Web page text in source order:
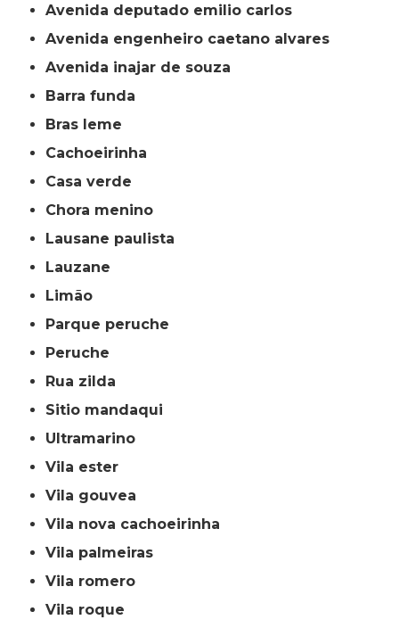
avenida deputado emilio carlos
avenida engenheiro caetano alvares
avenida inajar de souza
barra funda
bras leme
cachoeirinha
casa verde
chora menino
lausane paulista
lauzane
limão
parque peruche
peruche
rua zilda
sitio mandaqui
ultramarino
vila ester
vila gouvea
vila nova cachoeirinha
vila palmeiras
vila romero
vila roque